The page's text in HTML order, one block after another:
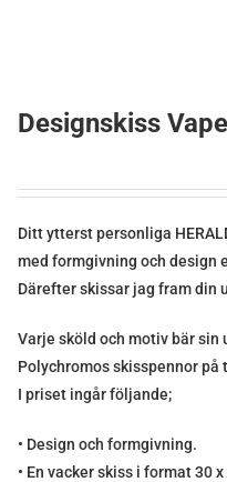
Designskiss
Ditt ytterst personliga
med formgivning och design
Därefter skissar jag fram din
Varje sköld och motiv bär sin
Polychromos skisspennor på
I priset ingår följande;
• Design och formgivning.
• En vacker skiss i format 30